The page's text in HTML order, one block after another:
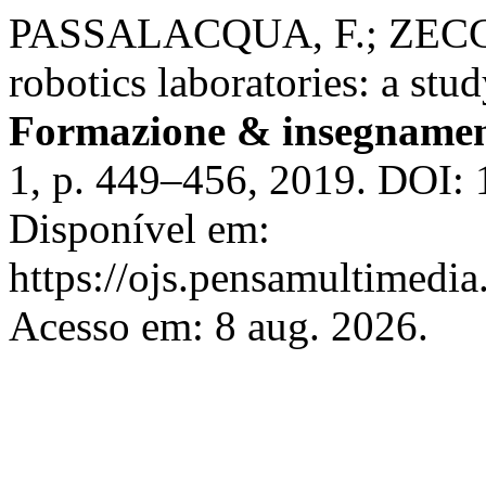
PASSALACQUA, F.;
robotics laboratories: a
Formazione &
1, p. 449–456, 2019.
Disponível em:
https://
Acesso em: 8 aug. 2026.